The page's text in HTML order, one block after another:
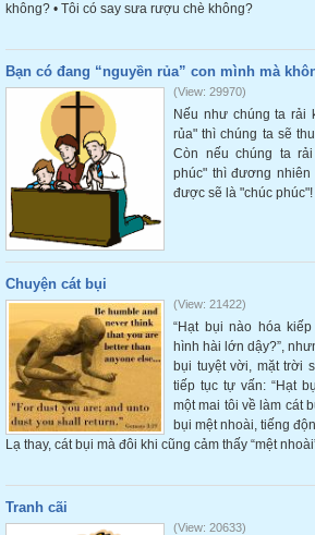
không? • Tôi có say sưa rượu chè không?
Bạn có đang “nguyền rủa” con mình mà
(View: 29970)
Nếu như chúng ta rải
rủa" thì chúng ta sẽ
Còn nếu chúng ta
phúc" thì đương
được sẽ là "chúc phúc"!
Chuyện cát bụi
(View: 21422)
“Hạt bụi nào hóa
hình hài lớn dậy?”,
bụi tuyệt vời, mặt trời
tiếp tục tự vấn: “Hạt
một mai tôi về làm cát
bụi mệt nhoài, tiếng
Lạ thay, cát bụi mà đôi khi cũng cảm thấy “mệt
Tranh cãi
(View: 20633)